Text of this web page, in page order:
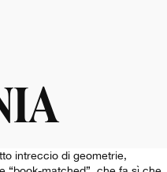
intreccio di geometrie,